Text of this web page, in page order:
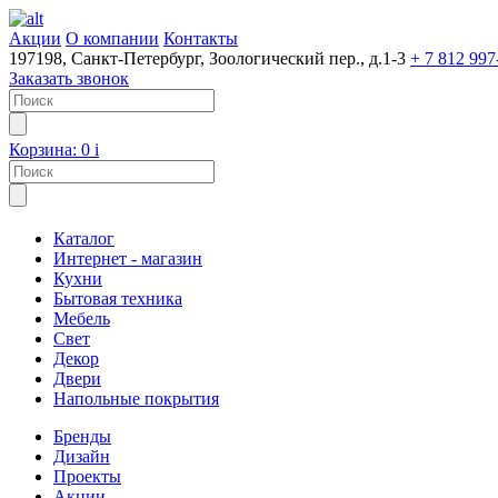
Акции О компании Контакты
197198, Санкт-Петербург, Зоологический пер., д.1-3 + 7 812
Заказать звонок
Корзина: 0 i
Каталог
Интернет - магазин
Кухни
Бытовая техника
Мебель
Свет
Декор
Двери
Напольные покрытия
Бренды
Дизайн
Проекты